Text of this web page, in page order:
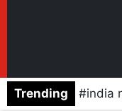
Trending india